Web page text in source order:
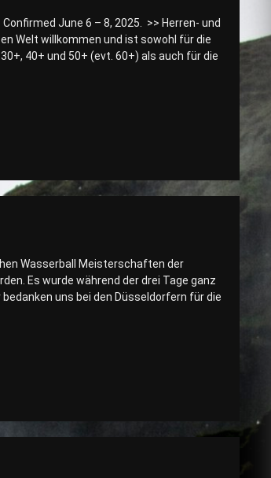
June 6 – 8, 2025. >> Herren- und
Welt willkommen und ist sowohl für die
40+ und 50+ (evt. 60+) als auch für die
Wasserball Meisterschaften der
Es wurde während der drei Tage ganz
uns bei den Düsseldorfern für die